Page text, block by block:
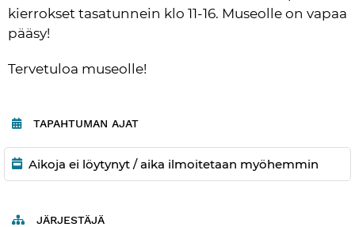
kierrokset tasatunnein klo 11-16. Museolle on vapaa
pääsy!
Tervetuloa museolle!
TAPAHTUMAN AJAT
Aikoja ei löytynyt / aika ilmoitetaan myöhemmin
JÄRJESTÄJÄ